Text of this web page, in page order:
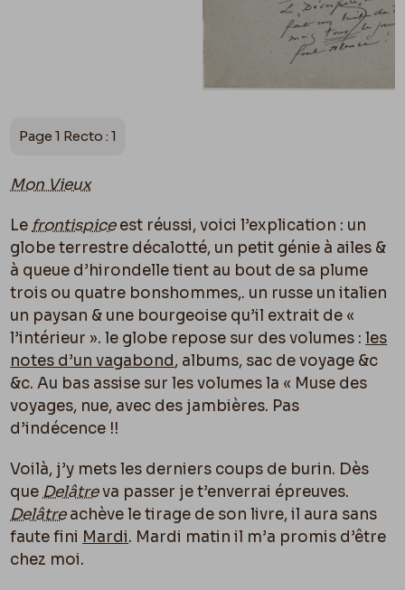
Page 1 Recto : 1
Mon Vieux
Lefrontispiceest réussi, voici l’explication : un
globe terrestre décalotté, un petit génie à ailes &
à queue d’hirondelle tient au bout de sa plume
trois ou quatre bonshommes,. un russe un italien
un paysan & une bourgeoise qu’il extrait de «
l’intérieur ». le globe repose sur des volumes :les
notes d’un vagabond, albums, sac de voyage &c
&c. Au bas assise sur les volumes la « Muse des
voyages, nue, avec des jambières. Pas
d’indécence !!
Voilà, j’y mets les derniers coups de burin. Dès
queDelâtreva passer je t’enverrai épreuves.
Delâtreachève le tirage de son livre, il aura sans
faute fini Mardi. Mardi matin il m’a promis d’être
chez moi.